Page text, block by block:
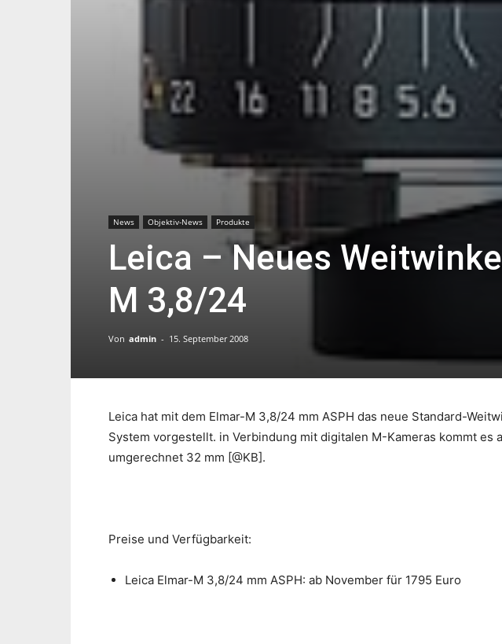
News Objektiv-News Produkte
Leica – Neues
M 3,8/24
Von admin - 15. September 2008
Leica hat mit dem Elmar-M 3,8/24 mm ASPH das neue Standard-
System vorgestellt. in Verbindung mit digitalen M-Kameras kommt es
umgerechnet 32 mm [@KB].
Preise und Verfügbarkeit:
Leica Elmar-M 3,8/24 mm ASPH: ab November für 1795 Euro